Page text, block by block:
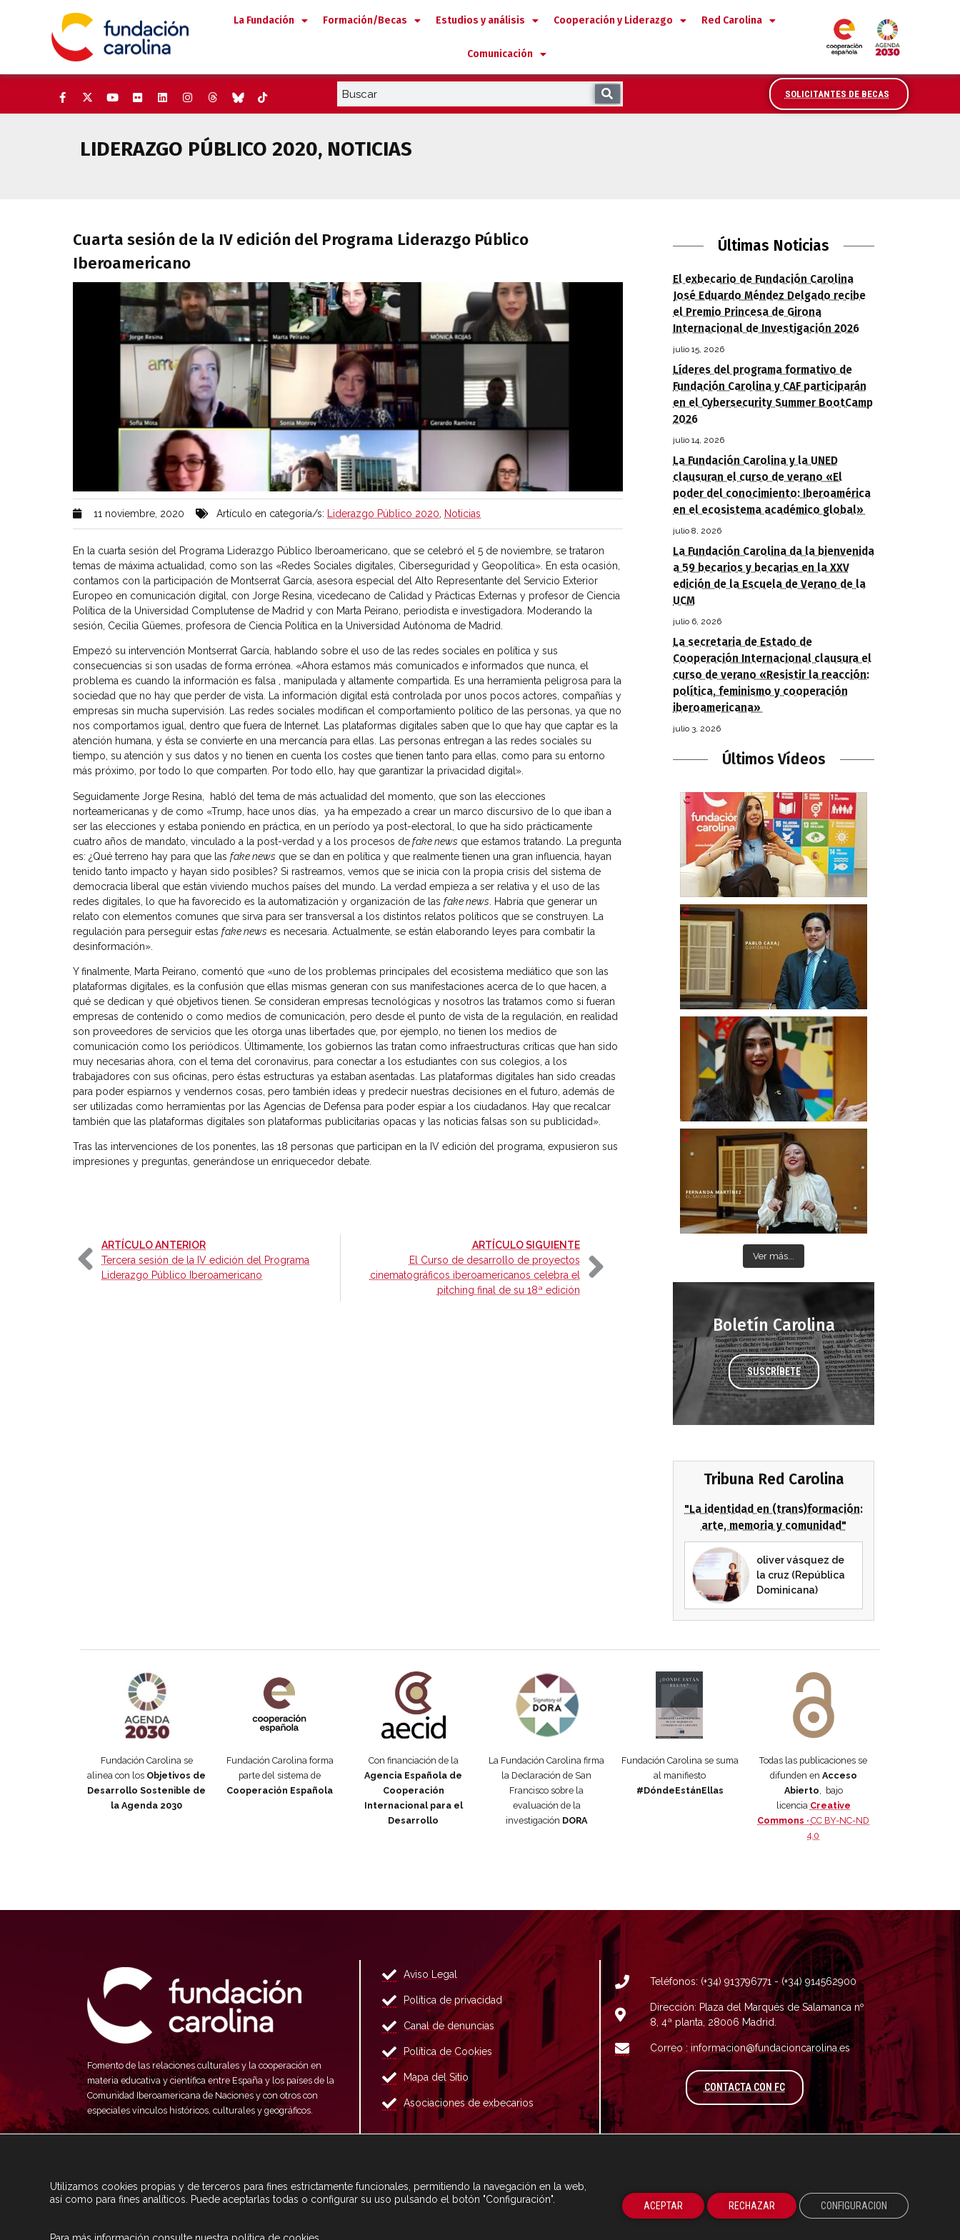
La Fundación Formación/Becas Estudios y análisis Cooperación y Liderazgo Red Carolina
Comunicación
SOLICITANTES DE BECAS
LIDERAZGO PÚBLICO 2020, NOTICIAS
Cuarta sesión de la IV edición del Programa Liderazgo Público
Iberoamericano
11 noviembre, 2020 Artículo en categoría/s: Liderazgo Público 2020 Noticias
En la cuarta sesión del Programa Liderazgo Público Iberoamericano, que se celebró el 5 de noviembre, se trataron
temas de máxima actualidad, como son las «Redes Sociales digitales, Ciberseguridad y Geopolítica». En esta ocasión,
contamos con la participación de Montserrat García, asesora especial del Alto Representante del Servicio Exterior
Europeo en comunicación digital, con Jorge Resina, vicedecano de Calidad y Prácticas Externas y profesor de Ciencia
Política de la Universidad Complutense de Madrid y con Marta Peirano, periodista e investigadora. Moderando la
sesión, Cecilia Güemes, profesora de Ciencia Política en la Universidad Autónoma de Madrid.
Empezó su intervención Montserrat García, hablando sobre el uso de las redes sociales en política y sus
consecuencias si son usadas de forma errónea. «Ahora estamos más comunicados e informados que nunca, el
problema es cuando la información es falsa , manipulada y altamente compartida. Es una herramienta peligrosa para la
sociedad que no hay que perder de vista. La información digital está controlada por unos pocos actores, compañías y
empresas sin mucha supervisión. Las redes sociales modifican el comportamiento político de las personas, ya que no
nos comportamos igual, dentro que fuera de Internet. Las plataformas digitales saben que lo que hay que captar es la
atención humana, y ésta se convierte en una mercancía para ellas. Las personas entregan a las redes sociales su
tiempo, su atención y sus datos y no tienen en cuenta los costes que tienen tanto para ellas, como para su entorno
más próximo, por todo lo que comparten. Por todo ello, hay que garantizar la privacidad digital».
Seguidamente Jorge Resina, habló del tema de más actualidad del momento, que son las elecciones
norteamericanas y de como «Trump, hace unos días, ya ha empezado a crear un marco discursivo de lo que iban a
ser las elecciones y estaba poniendo en práctica, en un período ya post-electoral, lo que ha sido prácticamente
cuatro años de mandato, vinculado a la post-verdad y a los procesos defake news que estamos tratando. La pregunta
es: ¿Qué terreno hay para que las fake news que se dan en política y que realmente tienen una gran influencia, hayan
tenido tanto impacto y hayan sido posibles? Si rastreamos, vemos que se inicia con la propia crisis del sistema de
democracia liberal que están viviendo muchos países del mundo. La verdad empieza a ser relativa y el uso de las
redes digitales, lo que ha favorecido es la automatización y organización de las fake news . Habría que generar un
relato con elementos comunes que sirva para ser transversal a los distintos relatos políticos que se construyen. La
regulación para perseguir estas fake news es necesaria. Actualmente, se están elaborando leyes para combatir la
desinformación».
Y finalmente, Marta Peirano, comentó que «uno de los problemas principales del ecosistema mediático que son las
plataformas digitales, es la confusión que ellas mismas generan con sus manifestaciones acerca de lo que hacen, a
qué se dedican y qué objetivos tienen. Se consideran empresas tecnológicas y nosotros las tratamos como si fueran
empresas de contenido o como medios de comunicación, pero desde el punto de vista de la regulación, en realidad
son proveedores de servicios que les otorga unas libertades que, por ejemplo, no tienen los medios de
comunicación como los periódicos. Últimamente, los gobiernos las tratan como infraestructuras críticas que han sido
muy necesarias ahora, con el tema del coronavirus, para conectar a los estudiantes con sus colegios, a los
trabajadores con sus oficinas, pero éstas estructuras ya estaban asentadas. Las plataformas digitales han sido creadas
para poder espiarnos y vendernos cosas, pero también ideas y predecir nuestras decisiones en el futuro, además de
ser utilizadas como herramientas por las Agencias de Defensa para poder espiar a los ciudadanos. Hay que recalcar
también que las plataformas digitales son plataformas publicitarias opacas y las noticias falsas son su publicidad».
Tras las intervenciones de los ponentes, las 18 personas que participan en la IV edición del programa, expusieron sus
impresiones y preguntas, generándose un enriquecedor debate.
ARTÍCULO ANTERIOR-
Tercera sesión de la IV edición del Programa
Liderazgo Público Iberoamericano
ARTÍCULO SIGUIENTE-
El Curso de desarrollo de proyectos
cinematográficos iberoamericanos celebra el
pitching final de su 18ª edición
Últimas Noticias
El exbecario de Fundación Carolina
José Eduardo Méndez Delgado recibe
el Premio Princesa de Girona
Internacional de Investigación 2026
julio 15, 2026
Líderes del programa formativo de
Fundación Carolina y CAF participarán
en el Cybersecurity Summer BootCamp
2026
julio 14, 2026
La Fundación Carolina y la UNED
clausuran el curso de verano «El
poder del conocimiento: Iberoamérica
en el ecosistema académico global»
julio 8, 2026
La Fundación Carolina da la bienvenida
a 59 becarios y becarias en la XXV
edición de la Escuela de Verano de la
UCM
julio 6, 2026
La secretaria de Estado de
Cooperación Internacional clausura el
curso de verano «Resistir la reacción:
política, feminismo y cooperación
iberoamericana»
julio 3, 2026
Últimos Vídeos
Ver más...
Boletín Carolina
SUSCRÍBETE
Tribuna Red Carolina
"La identidad en (trans)formación:
arte, memoria y comunidad"
oliver vásquez de
la cruz (República
Dominicana)
Fundación Carolina se
alinea con los Objetivos de
Desarrollo Sostenible de
la Agenda 2030
Fundación Carolina forma
parte del sistema de
Cooperación Española
Con financiación de la
Agencia Española de
Cooperación
Internacional para el
Desarrollo
La Fundación Carolina firma
la Declaración de San
Francisco sobre la
evaluación de la
investigación DORA
Fundación Carolina se suma
al manifiesto
#DóndeEstánEllas
Todas las publicaciones se
difunden en Acceso
Abierto , bajo
licencia Creative
Commons ·CC BY-NC-ND
4.0
Fomento de las relaciones culturales y la cooperación en
materia educativa y científica entre España y los países de la
Comunidad Iberoamericana de Naciones y con otros con
especiales vínculos históricos, culturales y geográficos.
Aviso Legal
Política de privacidad
Canal de denuncias
Política de Cookies
Mapa del Sitio
Asociaciones de exbecarios
Teléfonos: (+34) 913796771 - (+34) 914562900
Dirección: Plaza del Marqués de Salamanca nº
8, 4ª planta, 28006 Madrid.
Correo : informacion@fundacioncarolina.es
CONTACTA CON FCA TRAVÉS DEL FORMULARIO DE
Utilizamos cookies propias y de terceros para fines estrictamente funcionales, permitiendo la navegación en la web,
así como para fines analíticos. Puede aceptarlas todas o configurar su uso pulsando el botón "Configuración".
ACEPTAR RECHAZAR CONFIGURACION